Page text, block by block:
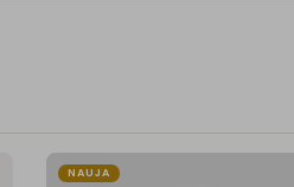
NAUJA